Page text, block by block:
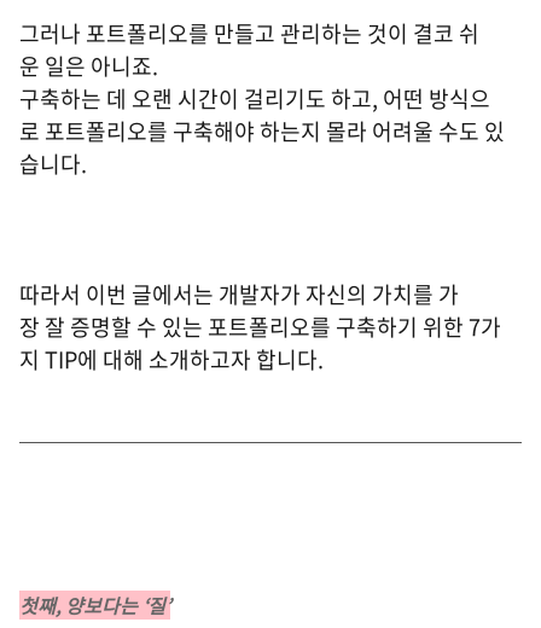
그러나 포트폴리오를 만들고 관리하는 것이 결코 쉬
운 일은 아니죠.
구축하는 데 오랜 시간이 걸리기도 하고, 어떤 방식으
로 포트폴리오를 구축해야 하는지 몰라 어려울 수도 있
습니다.
따라서 이번 글에서는 개발자가 자신의 가치를 가
장 잘 증명할 수 있는 포트폴리오를 구축하기 위한 7가
지 TIP에 대해 소개하고자 합니다.
첫째, 양보다는 ‘질’